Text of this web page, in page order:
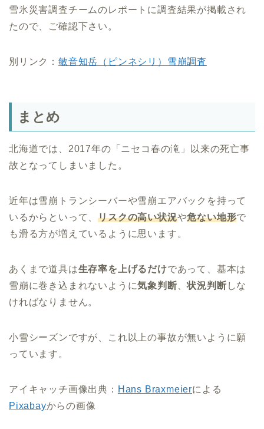
雪氷災害調査チームのレポートに調査結果が掲載され
たので、ご確認下さい。
別リンク： 敏音知岳（ピンネシリ）雪崩調査
まとめ
北海道では、2017年の「ニセコ春の滝」以来の死亡事
故となってしまいました。
近年は雪崩トランシーバーや雪崩エアバックを持って
いるからといって、リスクの高い状況や危ない地形で
も滑る方が増えているように思います。
あくまで道具は生存率を上げるだけであって、基本は
雪崩に巻き込まれないように気象判断 、状況判断 しな
ければなりません。
小雪シーズンですが、これ以上の事故が無いように願
っています。
アイキャッチ画像出典： Hans Braxmeierによる
Pixabayからの画像